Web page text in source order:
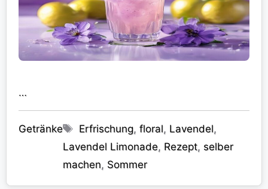
…
Kategorien
Getränke Schlagwörter
Erfrischung,floral, Lavendel,
Lavendel Limonade, Rezept, selber
machen, Sommer